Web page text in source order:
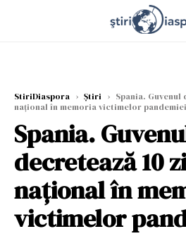
StiriDiaspora › Știri › Spania.
naţional în memoria victimelor pandemiei
Spania.
decretează 10
naţional în
victimelor